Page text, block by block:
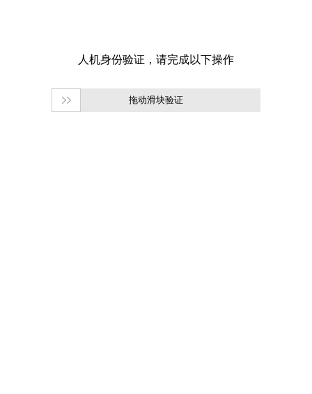
拖动滑块验证